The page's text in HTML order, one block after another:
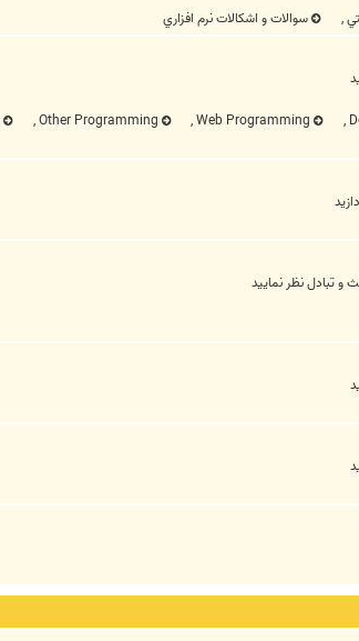
, سوالات و اشکالات نرم افزاري
,
Web Programming
,
Other Programming
,
و تبادل نظر نمایید